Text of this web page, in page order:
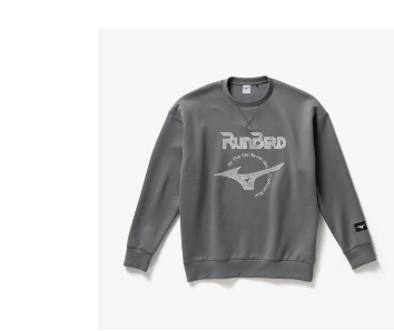
健康／エクササイズ
ジュニア／キッズ
メディカル
コラボ／ライセンス
セール